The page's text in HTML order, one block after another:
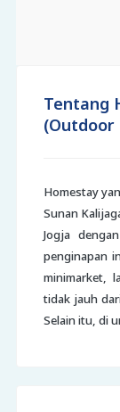
Tentang
(Outdoor
Homestay
Sunan
Jogja
penginapan
minimarket,
tidak jauh
Selain itu, di